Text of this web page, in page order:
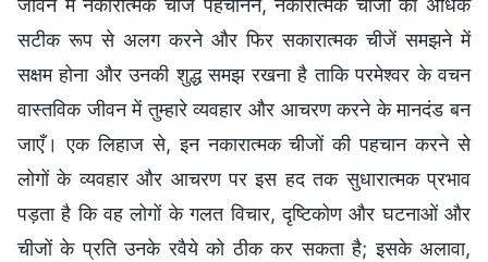
जीवन में नकारात्मक चीजें पहचानने, नकारात्मक चीजों को अधिक
सटीक रूप से अलग करने और फिर सकारात्मक चीजें समझने में
सक्षम होना और उनकी शुद्ध समझ रखना है ताकि परमेश्वर के वचन
वास्तविक जीवन में तुम्हारे व्यवहार और आचरण करने के मानदंड बन
जाएँ। एक लिहाज से, इन नकारात्मक चीजों की पहचान करने से
लोगों के व्यवहार और आचरण पर इस हद तक सुधारात्मक प्रभाव
पड़ता है कि वह लोगों के गलत विचार, दृष्टिकोण और घटनाओं और
चीजों के प्रति उनके रवैये को ठीक कर सकता है; इसके अलावा,